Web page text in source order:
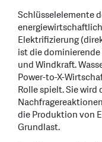
Schlüsselelemente
Elektrifizierung
ist die
und Windkraft.
Power-to-X-
Rolle spielt. Sie wird
die Produktion von
Grundlast.